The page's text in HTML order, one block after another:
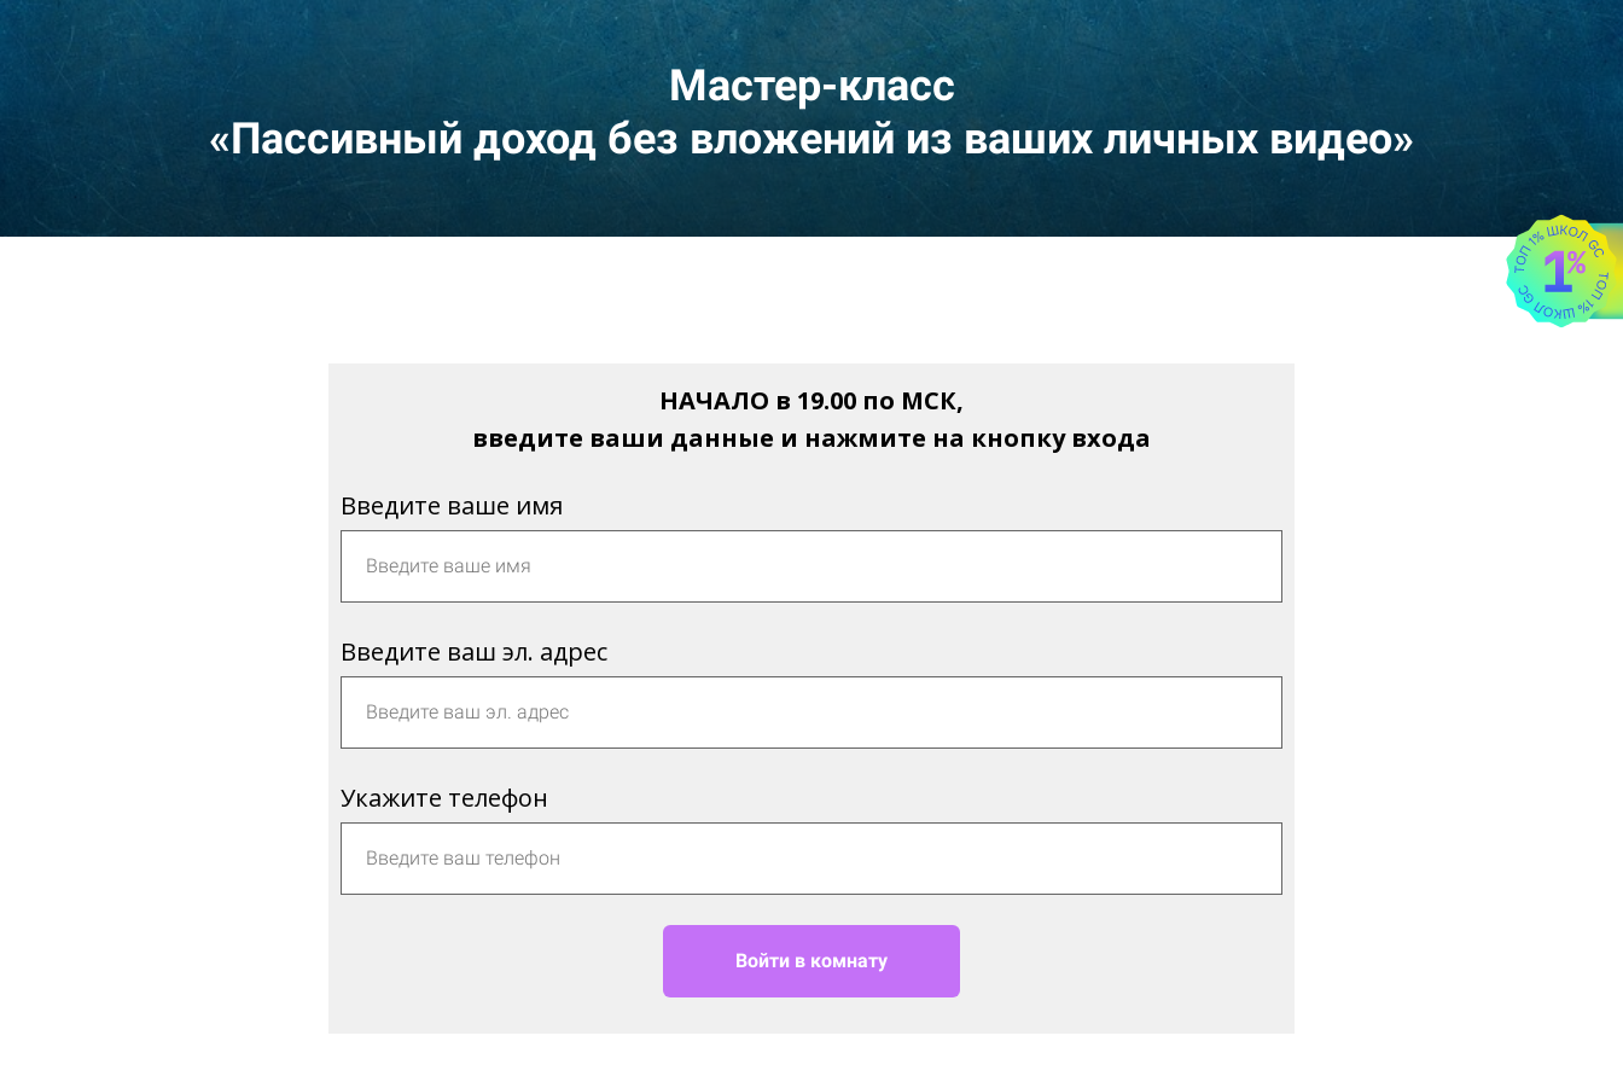
Мастер-класс
«Пассивный доход без вложений из ваших личных видео»
НАЧАЛО в 19.00 по МСК,
введите ваши данные и нажмите на кнопку входа
Введите ваше имя
Введите ваш эл. адрес
Укажите телефон
Войти в комнату